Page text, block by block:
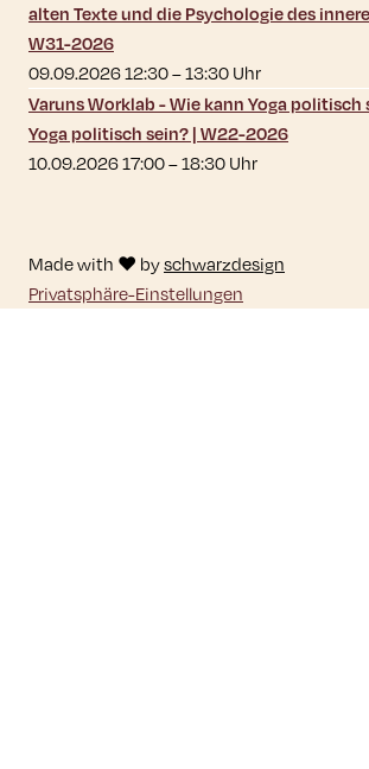
alten Texte und die Psychologie des
W31-2026
09.09.2026 12:30–13:30Uhr
Varuns Worklab - Wie kann Yoga politisch
Yoga politisch sein? | W22-2026
10.09.2026 17:00–18:30Uhr
Made with ♥ byschwarzdesign
Privatsphäre-Einstellungen